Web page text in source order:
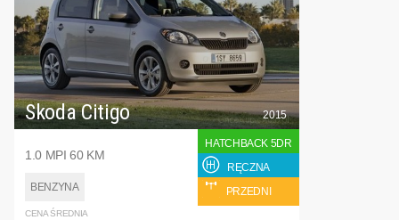
Skoda Citigo
1.0 MPI 60 KM
BENZYNA
2015
HATCHBACK 5DR
RĘCZNA
PRZEDNI
CENA ŚREDNIA